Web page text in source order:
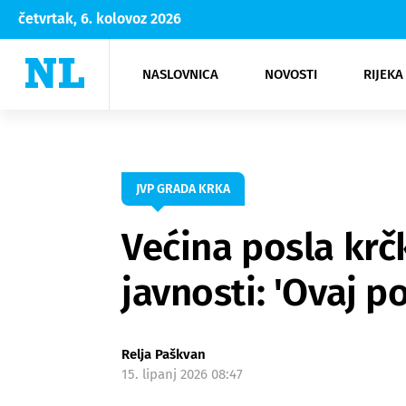
četvrtak, 6. kolovoz 2026
NASLOVNICA NOVOSTI
Rijeka Opatija
NK
Moda
Kultura
JVP GRADA KRKA
Većina posla
javnosti: 'Ovaj
Relja Paškvan
15. lipanj 2026 08:47